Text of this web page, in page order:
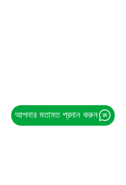
আপনার মতামত প্রদান করুন